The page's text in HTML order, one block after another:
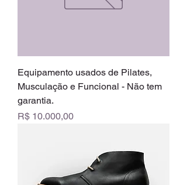
Equipamento usados de Pilates,
Musculação e Funcional - Não tem
garantia.
Preço
R$ 10.000,00